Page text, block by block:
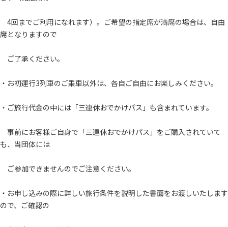
4回までご利用になれます）。ご希望の指定席が満席の場合は、自由
席となりますので
ご了承ください。
・お初運行3列車のご乗車以外は、各自ご自由にお楽しみください。
・ご旅行代金の中には「三連休おでかけパス」も含まれています。
事前にお客様ご自身で「三連休おでかけパス」をご購入されていて
も、当団体には
ご参加できませんのでご注意ください。
・お申し込みの際に詳しい旅行条件を説明した書面をお渡しいたします
ので、ご確認の